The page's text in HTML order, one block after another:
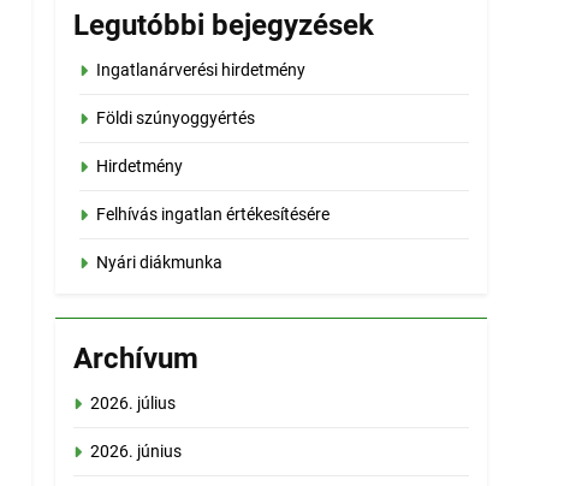
Legutóbbi bejegyzések
Ingatlanárverési hirdetmény
Földi szúnyoggyértés
Hirdetmény
Felhívás ingatlan értékesítésére
Nyári diákmunka
Archívum
2026. július
2026. június